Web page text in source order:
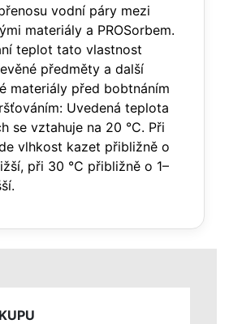
vodní páry mezi
materiály a PROSorbem.
teplot tato vlastnost
předměty a další
materiály před bobtnáním
Uvedená teplota
se vztahuje na 20 °C. Při
vlhkost kazet přibližně o
při 30 °C přibližně o 1–